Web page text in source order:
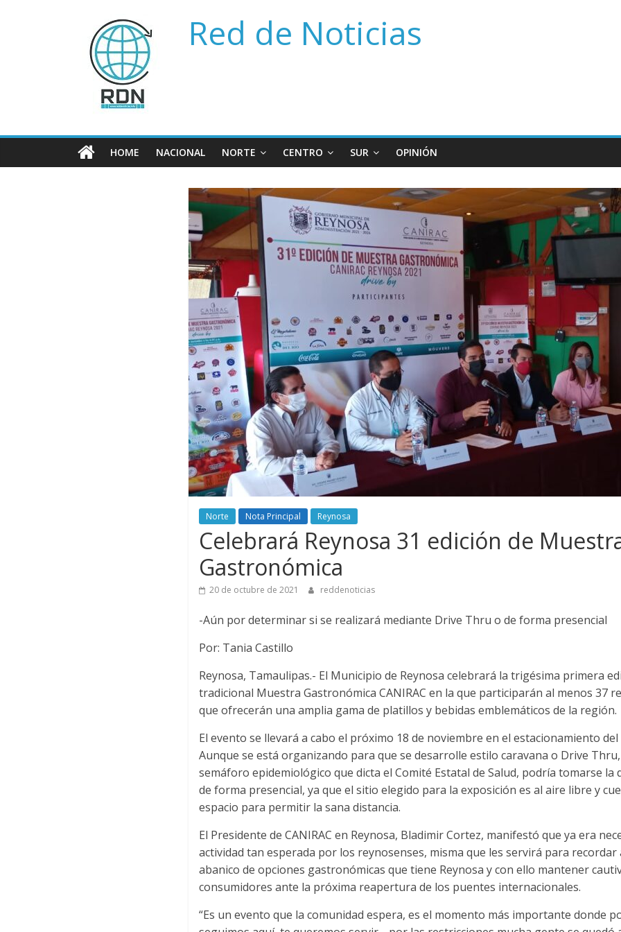
Red de Noticias
HOME NACIONAL NORTE CENTRO SUR OPINIÓN
Norte Nota Principal Reynosa
Celebrará Reynosa 31 edición de
Gastronómica
20 de octubre de 2021 reddenoticias
-Aún por determinar si se realizará mediante Drive Thru o de forma presencial
Por: Tania Castillo
Reynosa, Tamaulipas.- El Municipio de Reynosa celebrará la trigésima primera
tradicional Muestra Gastronómica CANIRAC en la que participarán al menos 37
que ofrecerán una amplia gama de platillos y bebidas emblemáticos de la región.
El evento se llevará a cabo el próximo 18 de noviembre en el estacionamiento
Aunque se está organizando para que se desarrolle estilo caravana o Drive
semáforo epidemiológico que dicta el Comité Estatal de Salud, podría tomarse la
de forma presencial, ya que el sitio elegido para la exposición es al aire libre y
espacio para permitir la sana distancia.
El Presidente de CANIRAC en Reynosa, Bladimir Cortez, manifestó que ya era
actividad tan esperada por los reynosenses, misma que les servirá para recordar
abanico de opciones gastronómicas que tiene Reynosa y con ello mantener
consumidores ante la próxima reapertura de los puentes internacionales.
“Es un evento que la comunidad espera, es el momento más importante donde